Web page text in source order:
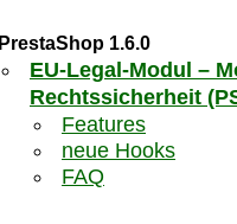
PrestaShop 1.6.0
EU-Legal-Modul –
Rechtssicherheit
Features
neue Hooks
FAQ